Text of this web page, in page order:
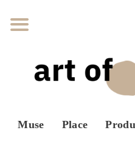
Muse Place